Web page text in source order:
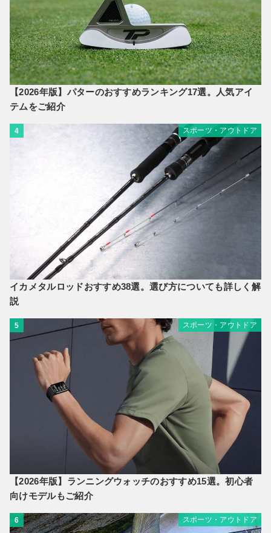
【2026年版】パターのおすすめランキング17選。人気アイ
テムをご紹介
4 スポーツ・アウトドア
イカメタルロッドおすすめ38選。選び方についても詳しく解
説
5 スポーツ・アウトドア
【2026年版】ランニングウォッチのおすすめ15選。初心者
向けモデルもご紹介
6 スポーツ・アウトドア